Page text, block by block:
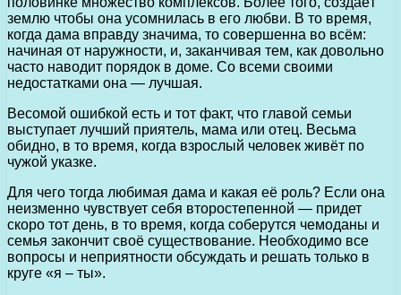
землю чтобы она усомнилась в его любви. В то время,
когда дама вправду значима, то совершенна во всём:
начиная от наружности, и, заканчивая тем, как довольно
часто наводит порядок в доме. Со всеми своими
недостатками она — лучшая.
Весомой ошибкой есть и тот факт, что главой семьи
выступает лучший приятель, мама или отец. Весьма
обидно, в то время, когда взрослый человек живёт по
чужой указке.
Для чего тогда любимая дама и какая её роль? Если она
неизменно чувствует себя второстепенной — придет
скоро тот день, в то время, когда соберутся чемоданы и
семья закончит своё существование. Необходимо все
вопросы и неприятности обсуждать и решать только в
круге «я – ты».